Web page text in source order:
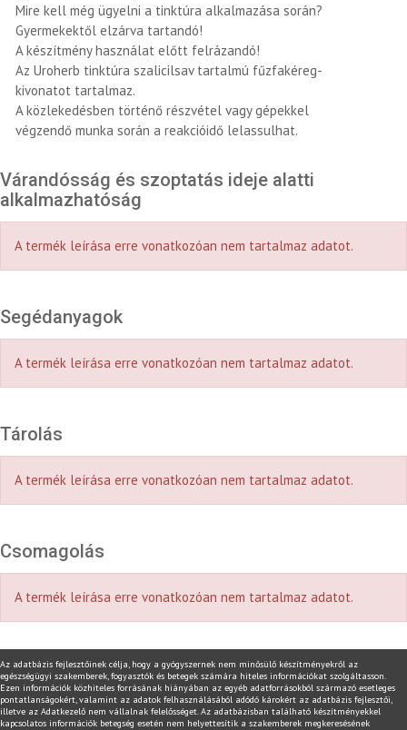
Mire kell még ügyelni a tinktúra alkalmazása során?
Gyermekektől elzárva tartandó!
A készítmény használat előtt felrázandó!
Az Uroherb tinktúra szalicilsav tartalmú fűzfakéreg-
kivonatot tartalmaz.
A közlekedésben történő részvétel vagy gépekkel
végzendő munka során a reakcióidő lelassulhat.
Várandósság és szoptatás ideje alatti
alkalmazhatóság
A termék leírása erre vonatkozóan nem tartalmaz adatot.
Segédanyagok
A termék leírása erre vonatkozóan nem tartalmaz adatot.
Tárolás
A termék leírása erre vonatkozóan nem tartalmaz adatot.
Csomagolás
A termék leírása erre vonatkozóan nem tartalmaz adatot.
Az adatbázis fejlesztőinek célja, hogy a gyógyszernek nem minősülő készítményekről az
egészségügyi szakemberek, fogyasztók és betegek számára hiteles információkat szolgáltasson.
Ezen információk közhiteles forrásának hiányában az egyéb adatforrásokból származó esetleges
pontatlanságokért, valamint az adatok felhasználásából adódó károkért az adatbázis fejlesztői,
illetve az Adatkezelő nem vállalnak felelősséget. Az adatbázisban található készítményekkel
kapcsolatos információk betegség esetén nem helyettesítik a szakemberek megkeresésének